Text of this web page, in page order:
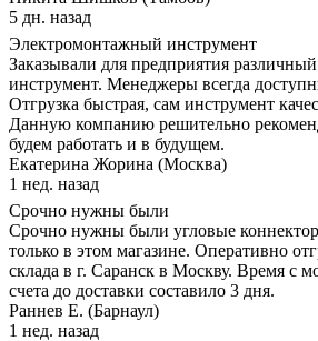
5 дн. назад
Электромонтажный инструмент
Заказывали для предприятия
инструмент. Менеджеры всегда
Отгрузка быстрая, сам инструмент
Данную компанию решительно
будем работать и в будущем.
Екатерина Жорина (Москва)
1 нед. назад
Срочно нужны были
Срочно нужны были угловые
только в этом магазине. Оперативно
склада в г. Саранск в Москву. Время с
счета до доставки составило 3 дня.
Раннев Е. (Барнаул)
1 нед. назад